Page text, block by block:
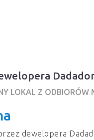
LOKAL Z ODBIORÓW
dewelopera